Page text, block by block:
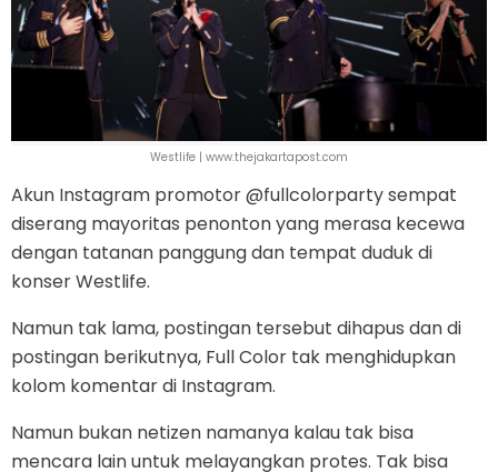
Westlife | www.thejakartapost.com
Akun Instagram promotor @fullcolorparty sempat
diserang mayoritas penonton yang merasa kecewa
dengan tatanan panggung dan tempat duduk di
konser Westlife.
Namun tak lama, postingan tersebut dihapus dan di
postingan berikutnya, Full Color tak menghidupkan
kolom komentar di Instagram.
Namun bukan netizen namanya kalau tak bisa
mencara lain untuk melayangkan protes. Tak bisa